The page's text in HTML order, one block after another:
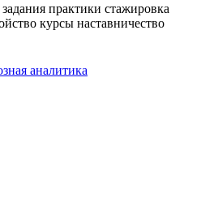
практики стажировка
курсы наставничество
аналитика